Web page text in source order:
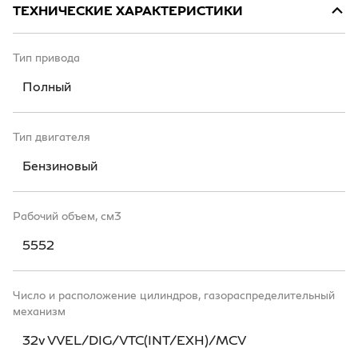
ТЕХНИЧЕСКИЕ ХАРАКТЕРИСТИКИ
Тип привода
Полный
Тип двигателя
Бензиновый
Рабочий объем, см3
5552
Число и расположение цилиндров, газораспределительный
механизм
32v VVEL/DIG/VTC(INT/EXH)/MCV